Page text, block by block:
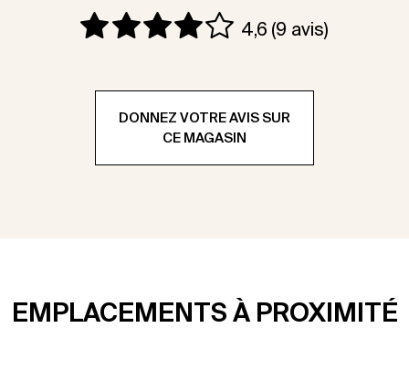
4,6 (9 avis)
DONNEZ VOTRE AVIS SUR
CE MAGASIN
EMPLACEMENTS À PROXIMITÉ